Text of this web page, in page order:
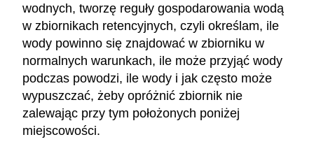
wodnych, tworzę reguły gospodarowania wodą
w zbiornikach retencyjnych, czyli określam, ile
wody powinno się znajdować w zbiorniku w
normalnych warunkach, ile może przyjąć wody
podczas powodzi, ile wody i jak często może
wypuszczać, żeby opróżnić zbiornik nie
zalewając przy tym położonych poniżej
miejscowości.